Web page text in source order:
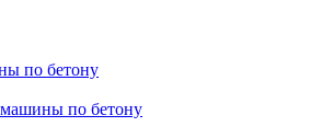
по бетону
по бетону